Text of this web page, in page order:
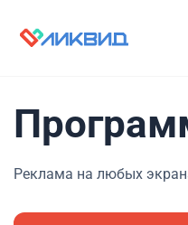
Реклама на любых